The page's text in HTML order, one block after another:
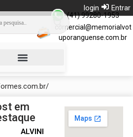
login Entrar
(41) 99280-1953
comercial@memorialvot
uporanguense.com.br
em
ALVINEGRA